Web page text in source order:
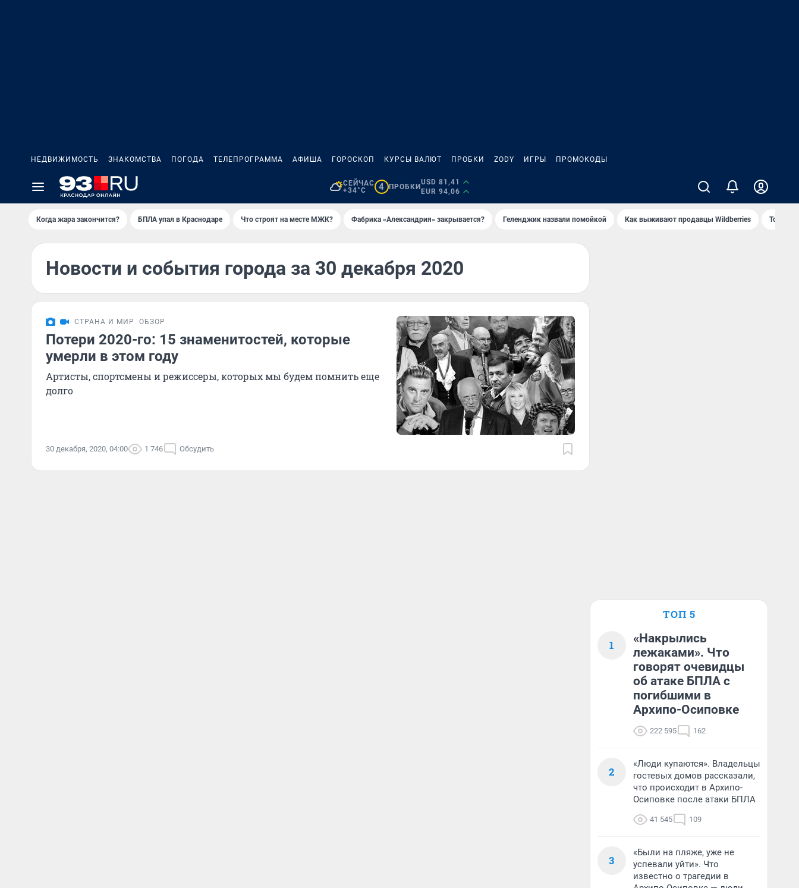
НЕДВИЖИМОСТЬ ЗНАКОМСТВА ПОГОДА ТЕЛЕПРОГРАММА АФИША ГОРОСКОП КУРСЫ ВАЛЮТ ПРОБКИ ZODY ИГРЫ ПРОМОКОДЫ
СЕЙЧАС
+34°C
4 ПРОБКИ
USD 81,41
EUR 94,06
Когда жара закончится? БПЛА упал в Краснодаре Что строят на месте МЖК? Фабрика «Александрия» закрывается? Геленджик назвали помойкой Как выживают продавцы Wildberries Топ
Новости и события города за 30 декабря 2020
СТРАНА И МИР ОБЗОР
Потери 2020-го: 15 знаменитостей, которые
умерли в этом году
Артисты, спортсмены и режиссеры, которых мы будем помнить еще
долго
30 декабря, 2020, 04:00 1 746 Обсудить
ТОП 5
1
«Накрылись
лежаками». Что
говорят очевидцы
об атаке БПЛА с
погибшими в
Архипо-Осиповке
222 595 162
2
«Люди купаются». Владельцы
гостевых домов рассказали,
что происходит в Архипо-
Осиповке после атаки БПЛА
41 545 109
3
«Были на пляже, уже не
успевали уйти». Что
известно о трагедии в